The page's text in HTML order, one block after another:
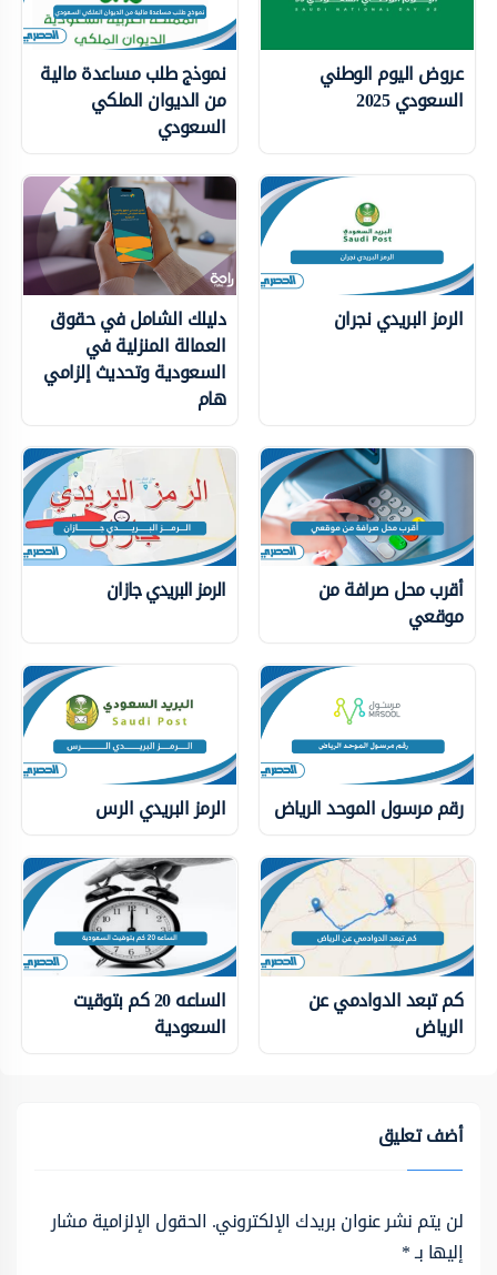
عروض اليوم الوطني
السعودي 2025
نموذج طلب مساعدة مالية
من الديوان الملكي
السعودي
الرمز البريدي نجران دليلك الشامل في حقوق
العمالة المنزلية في
السعودية وتحديث إلزامي
هام
أقرب محل صرافة من
موقعي
الرمز البريدي جازان
رقم مرسول الموحد الرياض الرمز البريدي الرس
كم تبعد الدوادمي عن
الرياض
الساعه 20 كم بتوقيت
السعودية
أضف تعليق
لن يتم نشر عنوان بريدك الإلكتروني. الحقول الإلزامية مشار
إليها بـ*